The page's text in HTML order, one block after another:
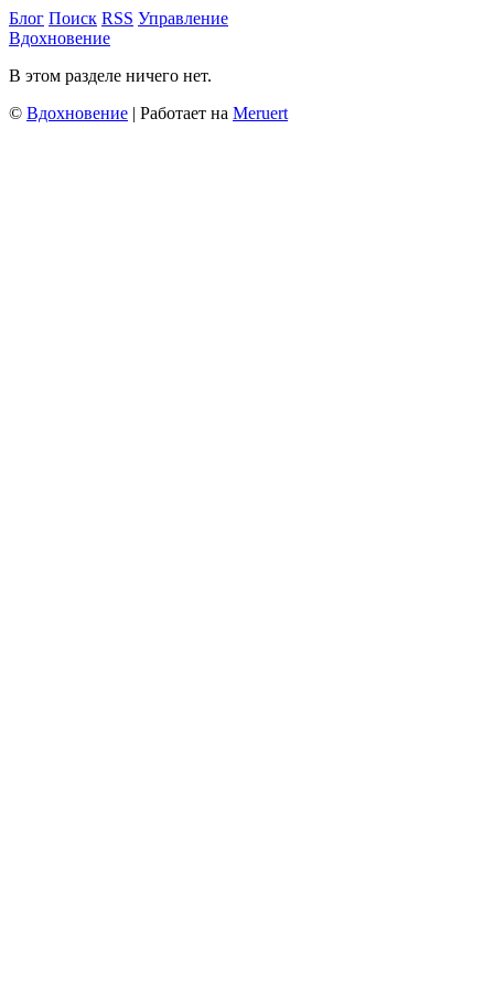
Блог Поиск RSS Управление
Вдохновение
В этом разделе ничего нет.
© Вдохновение | Работает на Meruert